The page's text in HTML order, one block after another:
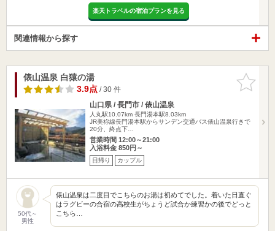
楽天トラベルの宿泊プランを見る
関連情報から探す
お気に入
りに追加
俵山温泉 白猿の湯
3.9点/ 30 件
山口県 / 長門市 / 俵山温泉
人丸駅10.07km 長門湯本駅8.03km
JR美祢線長門湯本駅からサンデン交通バス俵山温泉行きで
20分、終点下…
営業時間 12:00～21:00
入浴料金 850円～
日帰り カップル
50代～
男性
俵山温泉は二度目でこちらのお湯は初めてでした。着いた日直ぐ
はラグビーの合宿の高校生がちょうど試合か練習かの後でどっと
こちら…